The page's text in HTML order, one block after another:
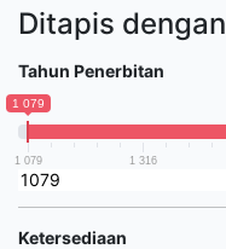
Ditapis dengan
Tahun Penerbitan
1 079
1 079 1 316
Ketersediaan